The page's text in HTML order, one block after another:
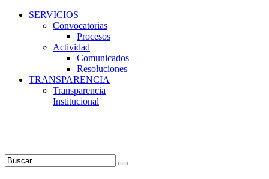
SERVICIOS
Convocatorias
Procesos
Actividad
Comunicados
Resoluciones
TRANSPARENCIA
Transparencia
Institucional